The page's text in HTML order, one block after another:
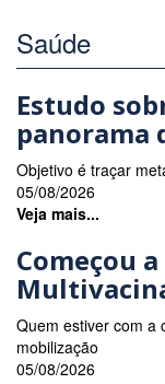
Estudo
panorama
Objetivo é traçar
05/08/2026
Veja mais...
Começou
Quem estiver com a
mobilização
05/08/2026
Veja mais...